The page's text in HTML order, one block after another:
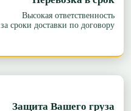
Высокая ответственность
за сроки доставки по договору
Защита Вашего груза